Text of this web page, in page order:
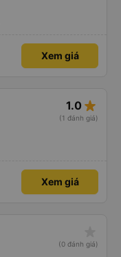
Xem giá
1.0 star_rate
(1 đánh giá)
Xem giá
(0 đánh giá)